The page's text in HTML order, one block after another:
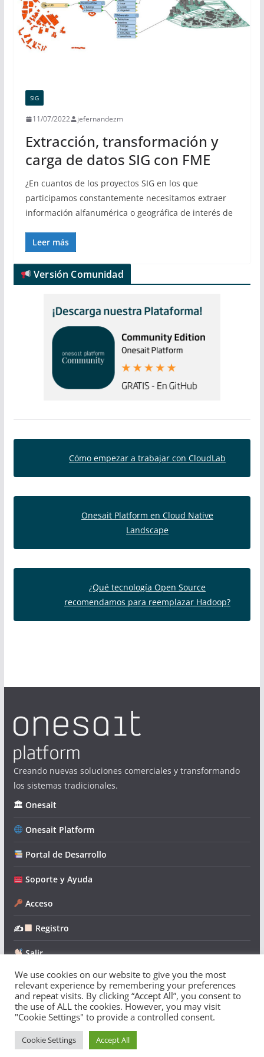
SIG
11/07/2022 jefernandezm
Extracción, transformación y
carga de datos SIG con FME
¿En cuantos de los proyectos SIG en los que
participamos constantemente necesitamos extraer
información alfanumérica o geográfica de interés de
Leer más
Versión Comunidad
Cómo empezar a trabajar con CloudLab
Onesait Platform en Cloud Native
Landscape
¿Qué tecnología Open Source
recomendamos para reemplazar Hadoop?
Creando nuevas soluciones comerciales y transformando
los sistemas tradicionales.
🏛 Onesait
Onesait Platform
Portal de Desarrollo
Soporte y Ayuda
Acceso
✍ Registro
Salir
Copyright © 2026Onesait Platform Community. Todos los
derechos reservados.
Tema:ColorMagpor ThemeGrill. Funciona con
We use cookies on our website to give you the most
relevant experience by remembering your preferences
and repeat visits. By clicking “Accept All”, you consent to
the use of ALL the cookies. However, you may visit
"Cookie Settings" to provide a controlled consent.
Cookie Settings Accept All